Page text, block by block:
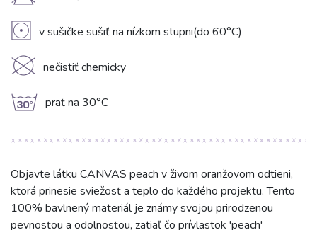
V v sušičke sušiť na nízkom stupni(do 60°C)
K nečistiť chemicky
g prať na 30°C
Objavte látku CANVAS peach v živom oranžovom odtieni,
ktorá prinesie sviežosť a teplo do každého projektu. Tento
100% bavlnený materiál je známy svojou prirodzenou
pevnosťou a odolnosťou, zatiaľ čo prívlastok 'peach'